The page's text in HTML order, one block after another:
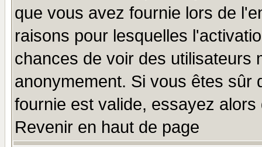
que vous avez fournie lors de
raisons pour lesquelles
chances de voir des utilisateurs
anonymement. Si vous êtes sûr
fournie est valide, essayez
Revenir en haut de page